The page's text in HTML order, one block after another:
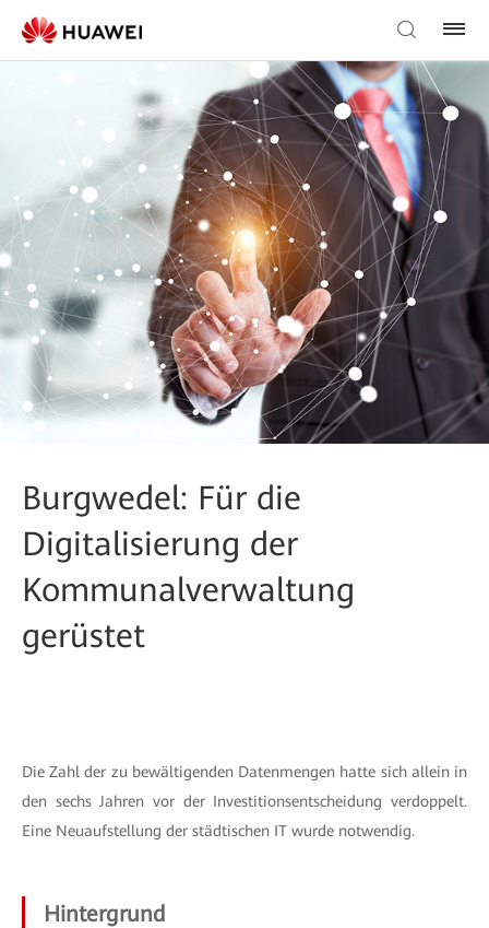
Burgwedel: Für die
Digitalisierung der
Kommunalverwaltung
gerüstet
Die Zahl der zu bewältigenden Datenmengen hatte sich allein in
den sechs Jahren vor der Investitionsentscheidung verdoppelt.
Eine Neuaufstellung der städtischen IT wurde notwendig.
Hintergrund